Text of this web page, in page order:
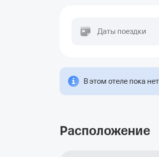
Даты поездки
В этом отеле пока
Расположение